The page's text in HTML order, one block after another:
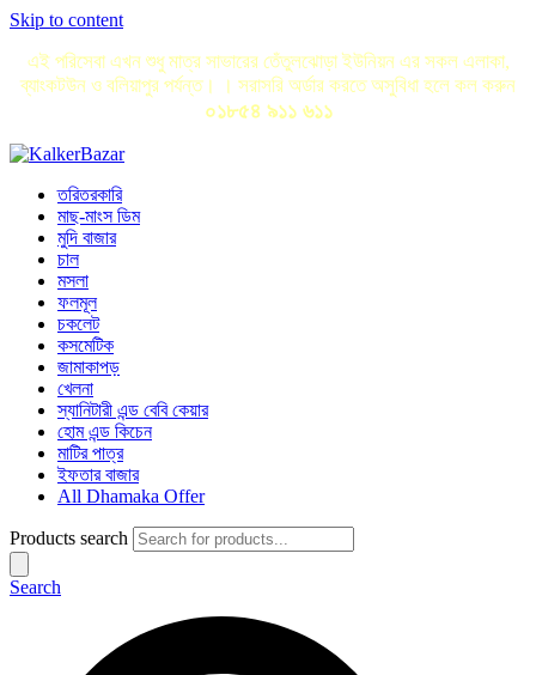
Skip to content
এই পরিসেবা এখন শুধু মাত্র সাভারের তেঁতুলঝোড়া ইউনিয়ন এর সকল এলাকা,
ব্যাংকটউন ও বলিয়াপুর পর্যন্ত। । সরাসরি অর্ডার করতে অসুবিধা হলে কল করুন
০১৮৫৪ ৯১১ ৬১১
তরিতরকারি
মাছ-মাংস ডিম
মুদি বাজার
চাল
মসলা
ফলমূল
চকলেট
কসমেটিক
জামাকাপড়
খেলনা
স্যানিটারী এন্ড বেবি কেয়ার
হোম এন্ড কিচেন
মাটির পাত্র
ইফতার বাজার
All Dhamaka Offer
Products search
Search